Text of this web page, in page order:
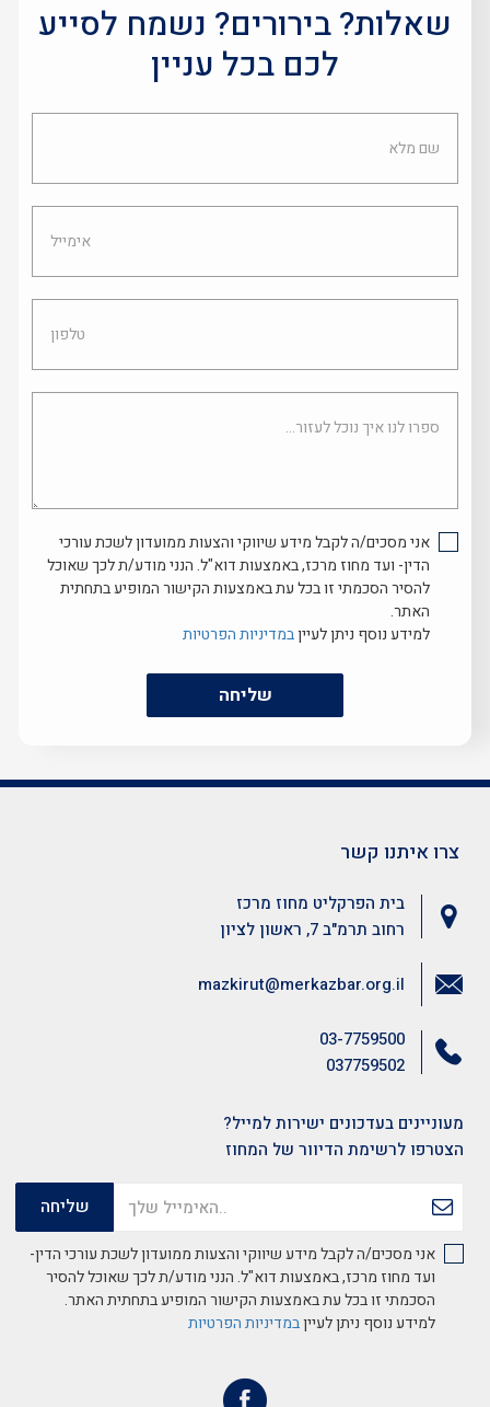
שאלות? בירורים? נשמח לסייע
לכם בכל עניין
שם
מלא
אימייל
טלפון
ספרו
לנו
אני מסכים/ה לקבל מידע שיווקי והצעות ממועדון לשכת עורכי
הדין- ועד מחוז מרכז, באמצעות דוא"ל. הנני מודע/ת לכך שאוכל
להסיר הסכמתי זו בכל עת באמצעות הקישור המופיע בתחתית
האתר.
למידע נוסף ניתן לעייןבמדיניות הפרטיות
שליחה
צרו איתנו קשר
בית הפרקליט מחוז מרכז
רחוב תרמ"ב 7, ראשון לציון
03-7759500
037759502
mazkirut@merkazbar.org.il
מעוניינים בעדכונים ישירות למייל?
הצטרפו לרשימת הדיוור של המחוז
אני מסכים/ה לקבל מידע שיווקי והצעות ממועדון לשכת עורכי הדין-
ועד מחוז מרכז, באמצעות דוא"ל. הנני מודע/ת לכך שאוכל להסיר
הסכמתי זו בכל עת באמצעות הקישור המופיע בתחתית האתר.
למידע נוסף ניתן לעייןבמדיניות הפרטיות